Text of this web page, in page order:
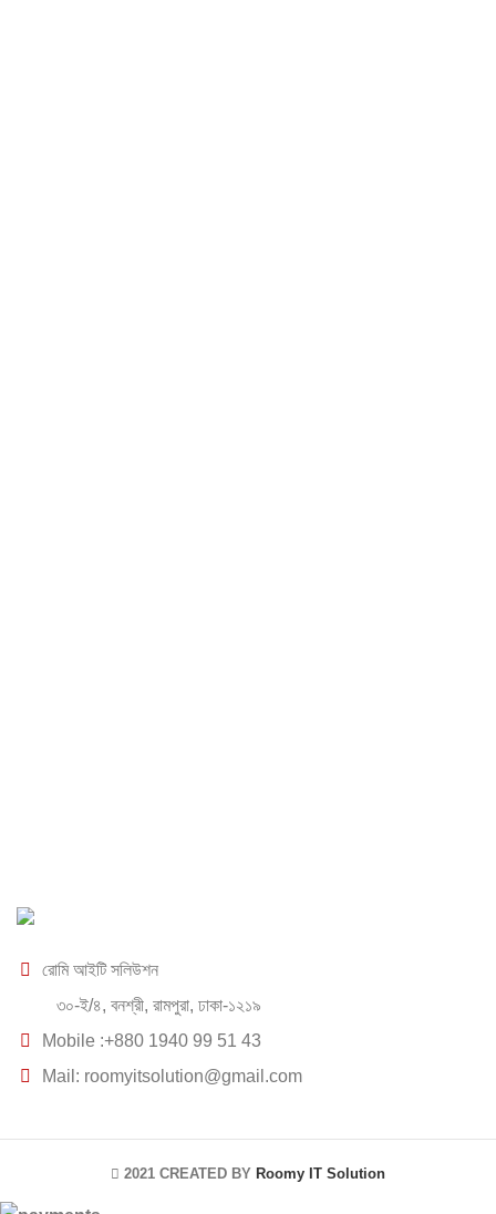
রোমি আইটি সলিউশন
৩০-ই/৪, বনশ্রী, রামপুরা, ঢাকা-১২১৯
Mobile :+880 1940 99 51 43
Mail: roomyitsolution@gmail.com
2021 CREATED BY Roomy IT Solution